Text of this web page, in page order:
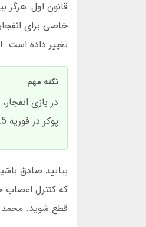
تغییر داده است.
نکته مهم
پوکر در فوریه 2025 جمع آوری شده است.
که کنترل
قطع شوید. محمد گفت یک بار به خاطر